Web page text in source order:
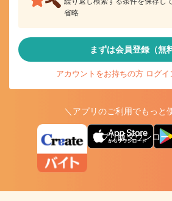
省略
まずは会員登録（無
アカウントをお持ちの方 ログイ
＼アプリのご利用でもっと
アプリ版ダウンロー